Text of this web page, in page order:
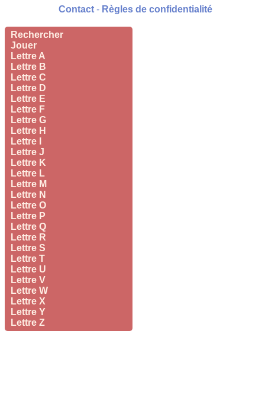
Rechercher
Jouer
Lettre A
Lettre B
Lettre C
Lettre D
Lettre E
Lettre F
Lettre G
Lettre H
Lettre I
Lettre J
Lettre K
Lettre L
Lettre M
Lettre N
Lettre O
Lettre P
Lettre Q
Lettre R
Lettre S
Lettre T
Lettre U
Lettre V
Lettre W
Lettre X
Lettre Y
Lettre Z
Contact - Règles de confidentialité